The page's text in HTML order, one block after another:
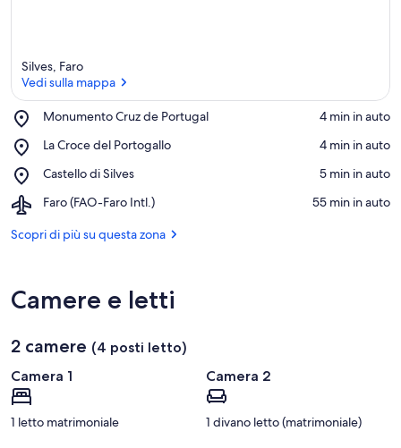
Silves, Faro
Vedi sulla mappa
Monumento Cruz de Portugal
Place,
Cruz
Portugal
‪4 min in auto‬
La Croce del Portogallo
Place,
Croce
Portogallo
‪4 min in auto‬
Castello di Silves
Place,
di
‪5 min in auto‬
Faro (FAO-Faro Intl.)
Airport,
(FAO-
‪55 min in auto‬
Scopri di più su questa zona
Camere e letti
2 camere (4 posti letto)
Camera 1
1 letto matrimoniale
Camera 2
1 divano letto (matrimoniale)